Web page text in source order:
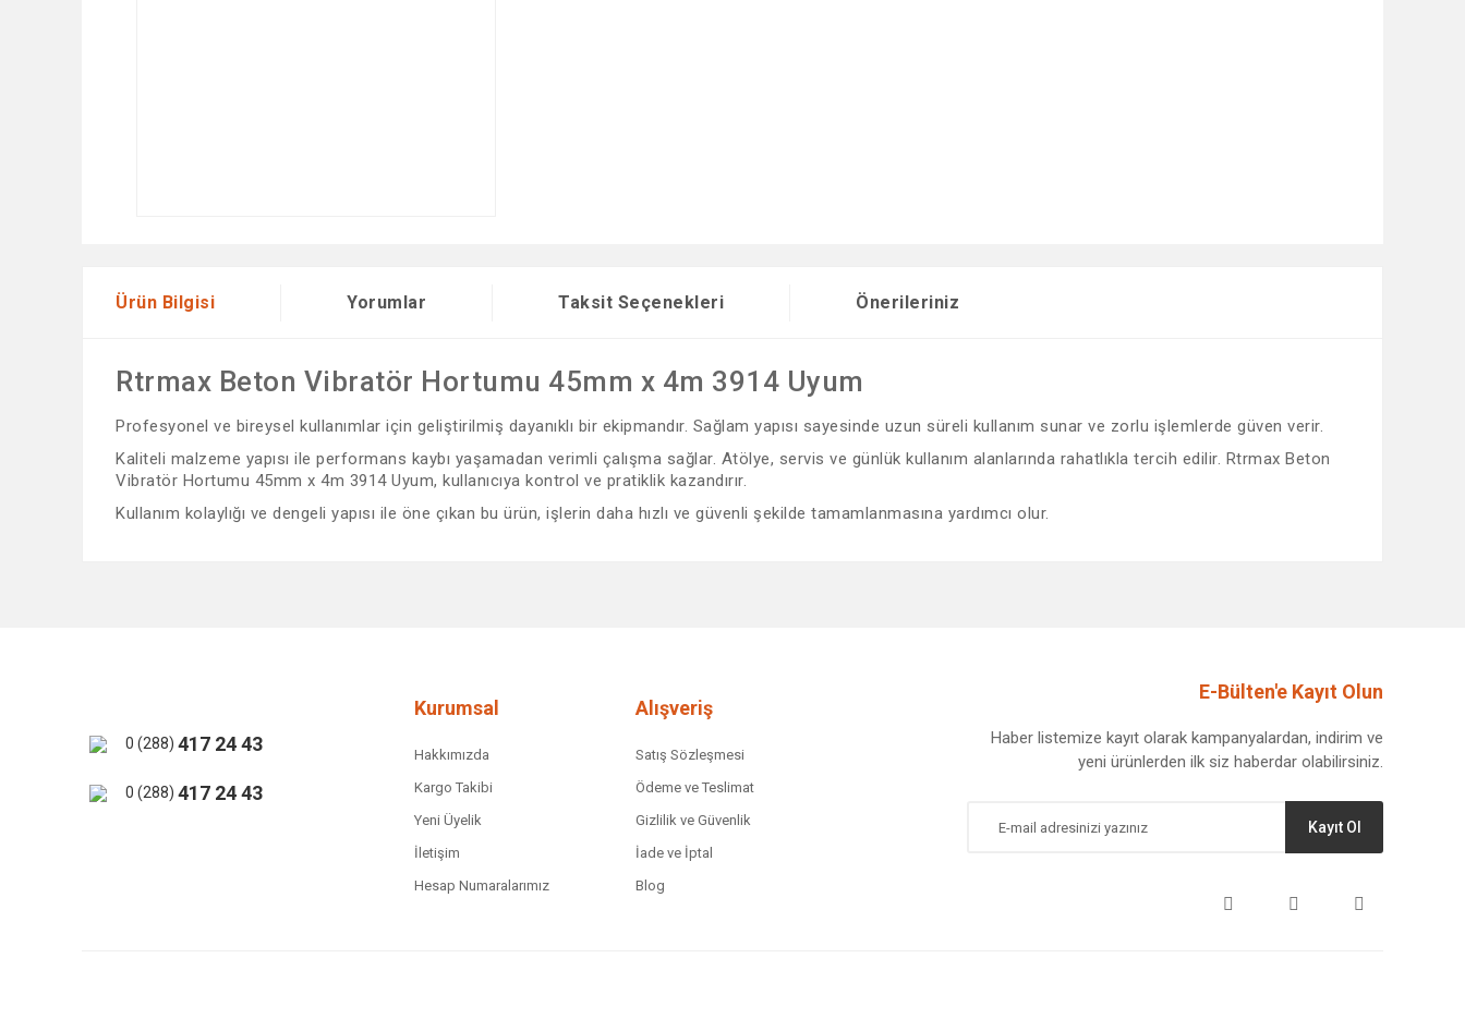
Ürün Bilgisi Yorumlar Taksit Seçenekleri Önerileriniz
Rtrmax Beton Vibratör Hortumu 45mm x 4m 3914 Uyum
Profesyonel ve bireysel kullanımlar için geliştirilmiş dayanıklı bir ekipmandır. Sağlam yapısı sayesinde uzun süreli kullanım sunar ve zorlu işlemlerde güven verir.
Kaliteli malzeme yapısı ile performans kaybı yaşamadan verimli çalışma sağlar. Atölye, servis ve günlük kullanım alanlarında rahatlıkla tercih edilir. Rtrmax Beton
Vibratör Hortumu 45mm x 4m 3914 Uyum, kullanıcıya kontrol ve pratiklik kazandırır.
Kullanım kolaylığı ve dengeli yapısı ile öne çıkan bu ürün, işlerin daha hızlı ve güvenli şekilde tamamlanmasına yardımcı olur.
Bu ürüne benzer farklı alternatifler olmalı.
0 (288) 417 24 43
0 (288) 417 24 43
Kurumsal
Hakkımızda
Kargo Takibi
Yeni Üyelik
İletişim
Hesap Numaralarımız
Alışveriş
Satış Sözleşmesi
Ödeme ve Teslimat
Gizlilik ve Güvenlik
İade ve İptal
Blog
E-Bülten'e Kayıt Olun
Haber listemize kayıt olarak kampanyalardan, indirim ve
yeni ürünlerden ilk siz haberdar olabilirsiniz.
Kayıt Ol